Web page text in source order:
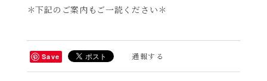
＊下記のご案内もご一読ください＊
Save 通報する